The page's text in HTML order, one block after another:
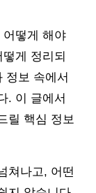
떻게 해야
게 정리되
정보 속에서
. 이 글에서
릴 핵심 정보
쳐나고, 어떤